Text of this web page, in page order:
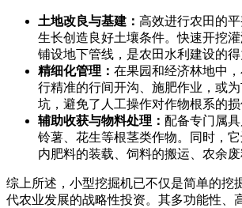
土地改良与基建： 高效进行农田的
生长创造良好土壤条件。快速开挖
铺设地下管线，是农田水利建设的得
精细化管理： 在果园和经济林地中
行精准的行间开沟、施肥作业，或
坑，避免了人工操作对作物根系的损
辅助收获与物料处理： 配备专门属
铃薯、花生等根茎类作物。同时，
内肥料的装载、饲料的搬运、农余废
综上所述，小型挖掘机已不仅是简单的挖
代农业发展的战略性投资。其多功能性、